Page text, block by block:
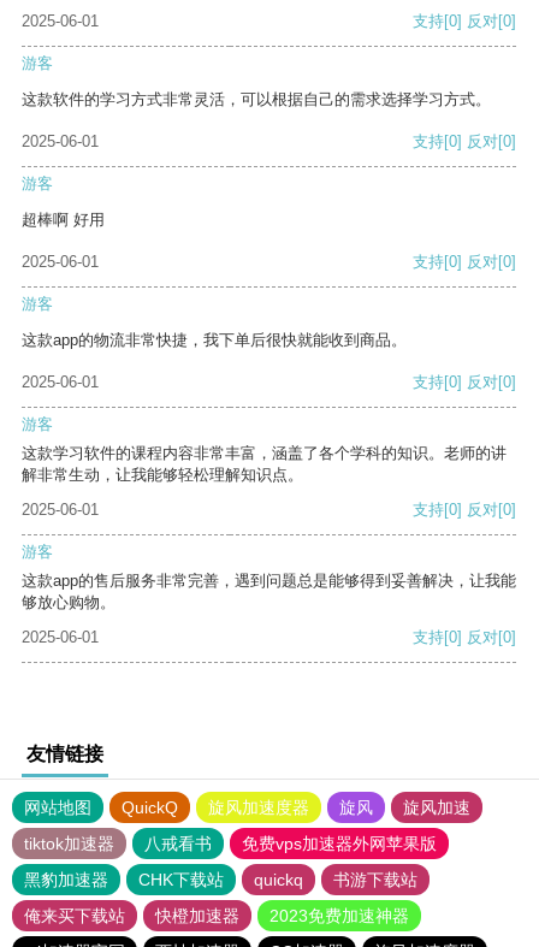
2025-06-01 支持[0] 反对[0]
游客
这款软件的学习方式非常灵活，可以根据自己的需求选择学习方式。
2025-06-01 支持[0] 反对[0]
游客
超棒啊 好用
2025-06-01 支持[0] 反对[0]
游客
这款app的物流非常快捷，我下单后很快就能收到商品。
2025-06-01 支持[0] 反对[0]
游客
这款学习软件的课程内容非常丰富，涵盖了各个学科的知识。老师的讲
解非常生动，让我能够轻松理解知识点。
2025-06-01
支持[0] 反对[0]
游客
这款app的售后服务非常完善，遇到问题总是能够得到妥善解决，让我能
够放心购物。
2025-06-01
支持[0] 反对[0]
友情链接
网站地图 QuickQ 旋风加速度器 旋风
旋风加速
tiktok加速器
八戒看书
免费vps加速器外网苹果版
黑豹加速器
CHK下载站 quickq
书游下载站
俺来买下载站
快橙加速器
2023免费加速神器